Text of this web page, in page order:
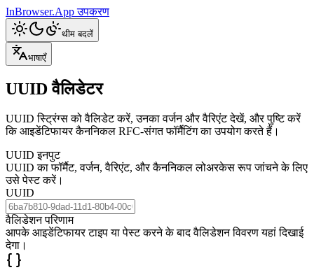
InBrowser.Appउपकरण
थीम बदलें
भाषाएँ
UUID वैलिडेटर
UUID स्ट्रिंग्स को वैलिडेट करें, उनका वर्जन और वैरिएंट देखें, और पुष्टि करें
कि आइडेंटिफायर कैननिकल RFC-संगत फॉर्मैटिंग का उपयोग करते हैं।
UUID इनपुट
UUID का फॉर्मैट, वर्जन, वैरिएंट, और कैननिकल लोअरकेस रूप जांचने के लिए
उसे पेस्ट करें।
UUID
वैलिडेशन परिणाम
आपके आइडेंटिफायर टाइप या पेस्ट करने के बाद वैलिडेशन विवरण यहां दिखाई
देगा।